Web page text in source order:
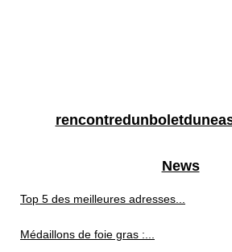
News
Top 5 des meilleures adresses...
Médaillons de foie gras :...